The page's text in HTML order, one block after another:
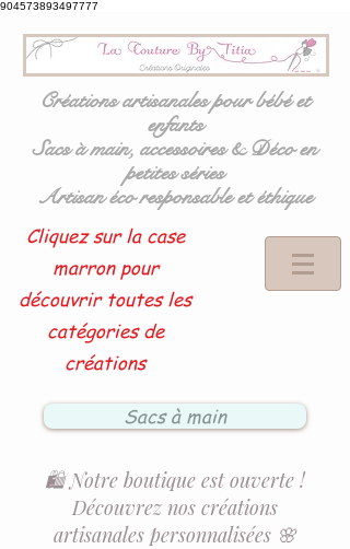
904573893497777
Créations artisanales pour bébé et
enfants
Sacs à main, accessoires & Déco en
petites séries
Artisan éco responsable et éthique
Cliquez sur la case
marron pour
découvrir toutes les
catégories de
créations
Sacs à main
🛍️ Notre boutique est ouverte !
Découvrez nos créations
artisanales personnalisées 🌸